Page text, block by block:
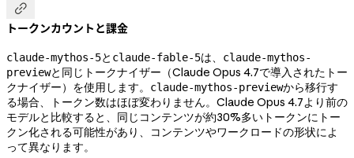

トークンカウントと課金
claude-mythos-5と claude-fable-5は、
claude-mythos-
previewと同じトークナイザー（Claude Opus 4.7で導入されたトー
クナイザー）を使用します。
claude-mythos-previewから移行す
る場合、トークン数はほぼ変わりません。Claude Opus 4.7より前の
モデルと比較すると、同じコンテンツが約30%多いトークンにトー
クン化される可能性があり、コンテンツやワークロードの形状によ
って異なります。